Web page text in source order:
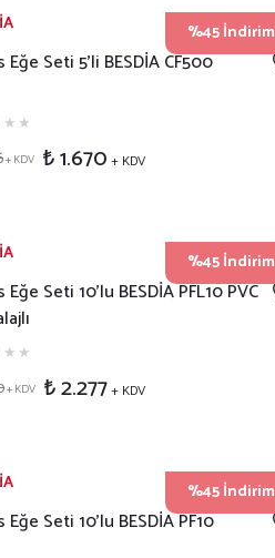
%45 İndirim
Eğe Seti 5'li BESDİA CF500
+ KDV ₺ 1.670 + KDV
%45 İndirim
Eğe Seti 10'lu BESDİA PFL10 PVC
+ KDV ₺ 2.277+ KDV
%45 İndirim
Eğe Seti 10'lu BESDİA PF10